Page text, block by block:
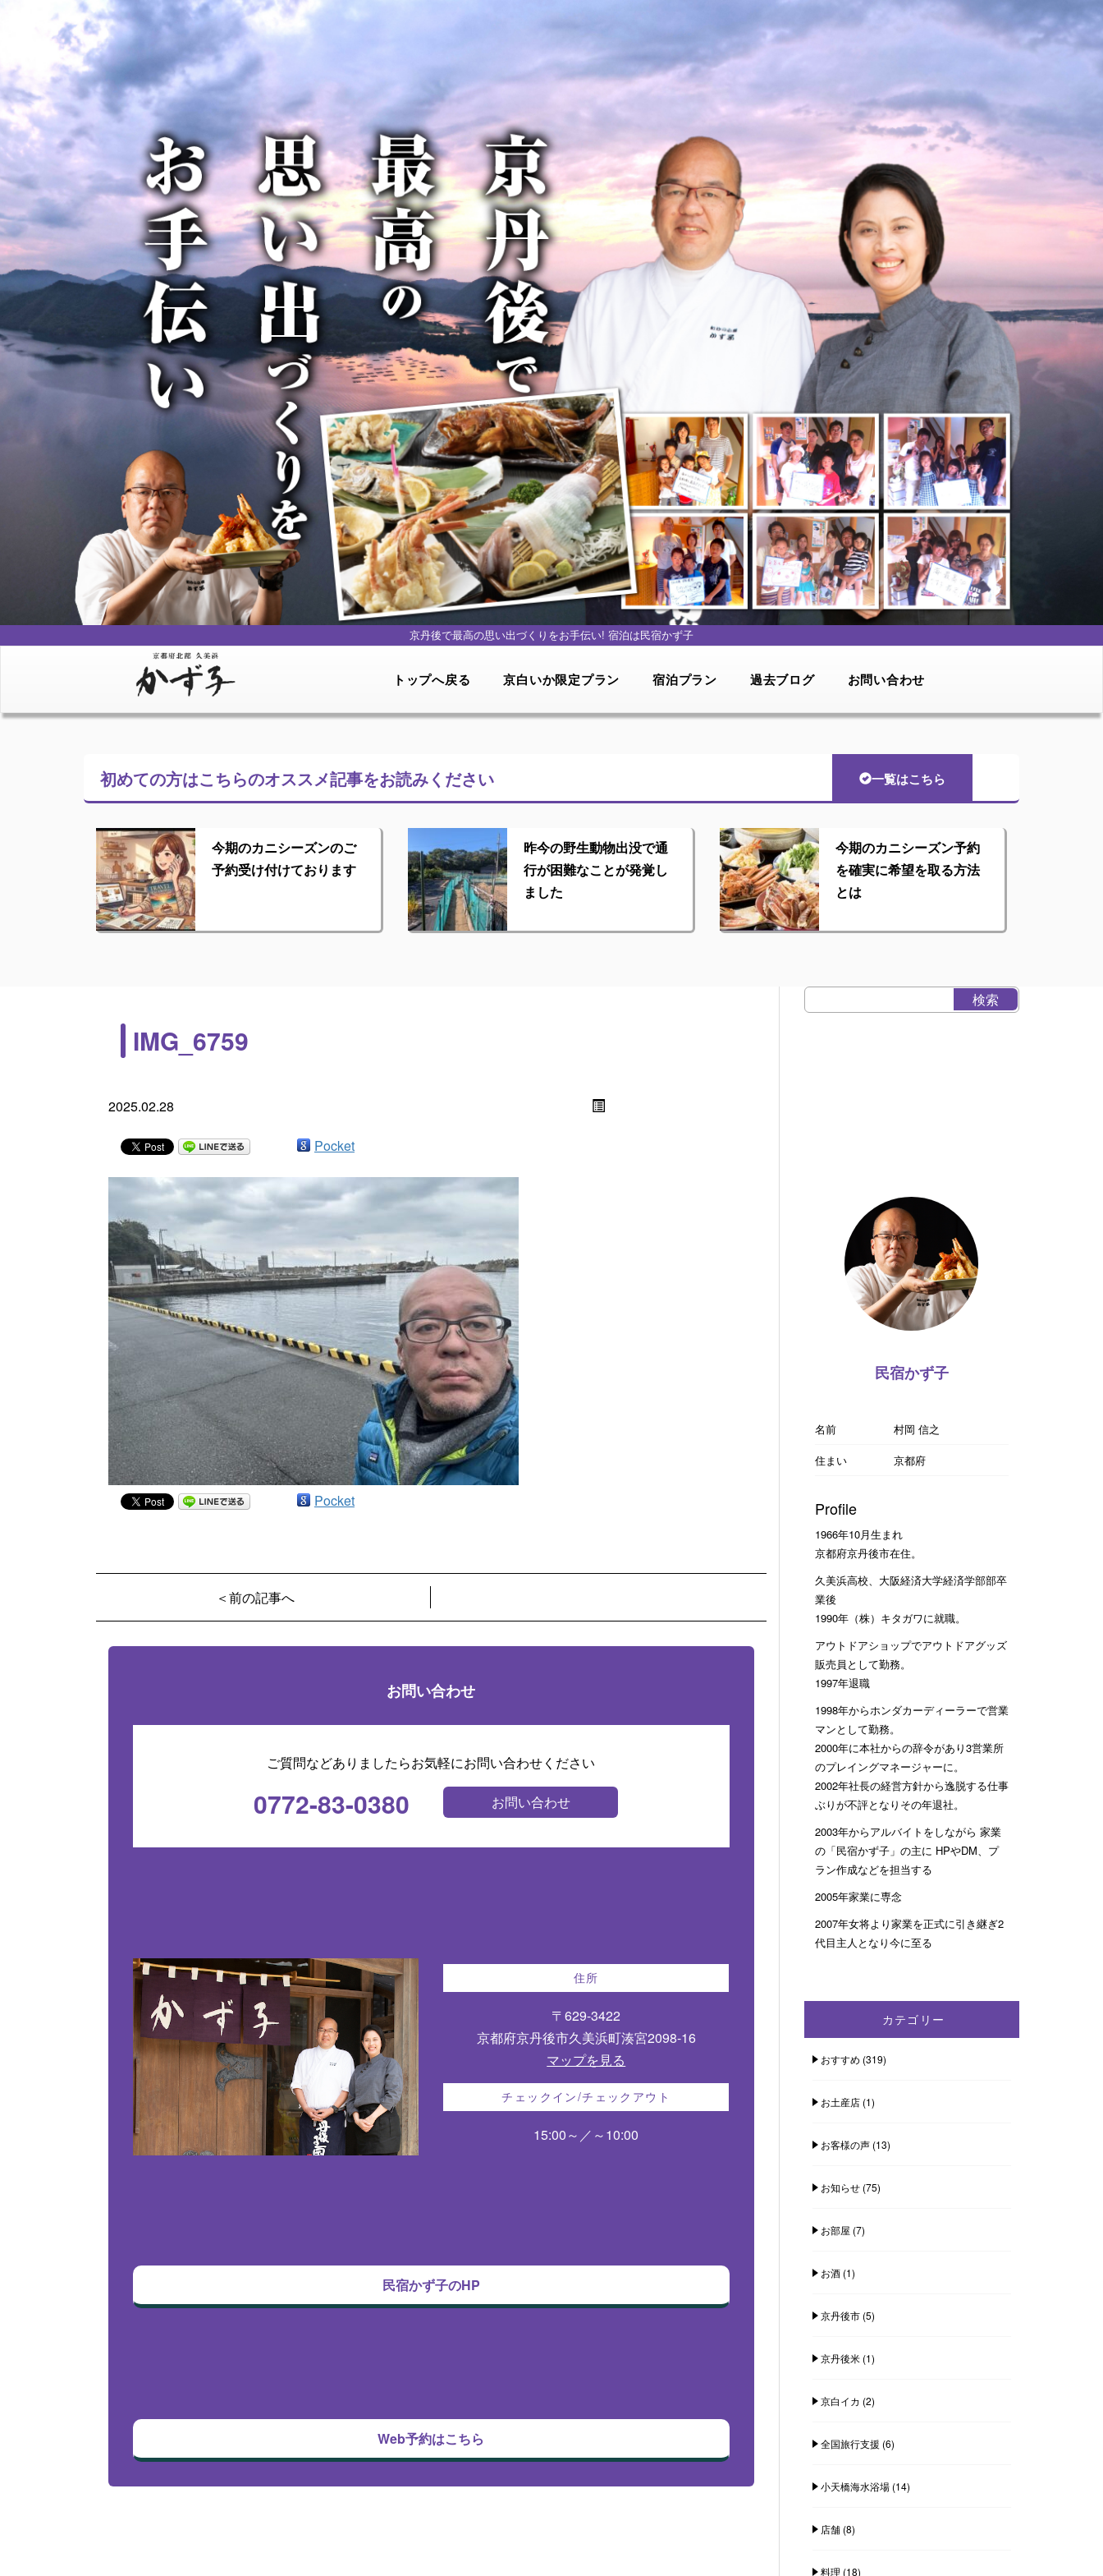
京丹後で最高の思い出づくりをお手伝い! 宿泊は民宿かず子
トップへ戻る 京白いか限定プラン 宿泊プラン 過去ブログ お問い合わせ
初めての方はこちらのオススメ記事をお読みください 一覧はこちら
今期のカニシーズンのご
予約受け付けております
昨今の野生動物出没で通
行が困難なことが発覚し
ました
今期のカニシーズン予約
を確実に希望を取る方法
とは
IMG_6759
2025.02.28
Pocket
Pocket
＜前の記事へ
お問い合わせ
ご質問などありましたらお気軽にお問い合わせください
0772-83-0380 お問い合わせ
住所
〒629-3422
京都府京丹後市久美浜町湊宮2098-16
マップを見る
チェックイン/チェックアウト
15:00～／～10:00
民宿かず子のHP
Web予約はこちら
民宿かず子
名前
村岡 信之
住まい
京都府
Profile
1966年10月生まれ
京都府京丹後市在住。
久美浜高校、大阪経済大学経済学部部卒
業後
1990年（株）キタガワに就職。
アウトドアショップでアウトドアグッズ
販売員として勤務。
1997年退職
1998年からホンダカーディーラーで営業
マンとして勤務。
2000年に本社からの辞令があり3営業所
のプレイングマネージャーに。
2002年社長の経営方針から逸脱する仕事
ぶりが不評となりその年退社。
2003年からアルバイトをしながら 家業
の「民宿かず子」の主に HPやDM、プ
ラン作成などを担当する
2005年家業に専念
2007年女将より家業を正式に引き継ぎ2
代目主人となり今に至る
カテゴリー
おすすめ (319)
お土産店(1)
お客様の声(13)
お知らせ(75)
お部屋 (7)
お酒(1)
京丹後市(5)
京丹後米(1)
京白イカ (2)
全国旅行支援 (6)
小天橋海水浴場(14)
店舗(8)
料理 (18)